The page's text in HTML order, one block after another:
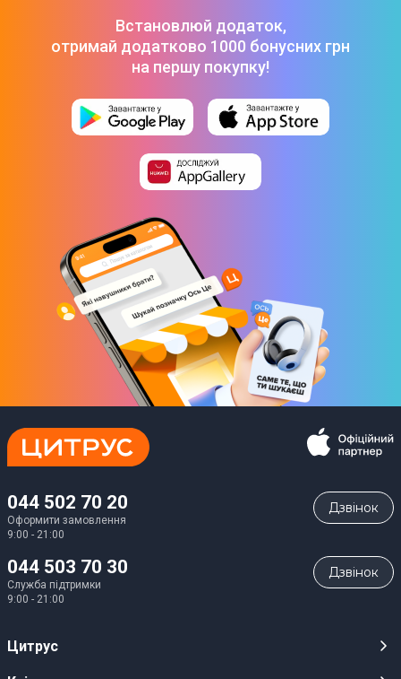
Габарити (ВхШхГ)
31.5 x 5.7 x 3.5 см
Встановлюй додаток,
отримай додатково 1000 бонусних грн
на першу покупку!
044 502 70 20
Оформити замовлення
9:00 - 21:00
Дзвiнок
044 503 70 30
Служба підтримки
9:00 - 21:00
Дзвiнок
Цитрус